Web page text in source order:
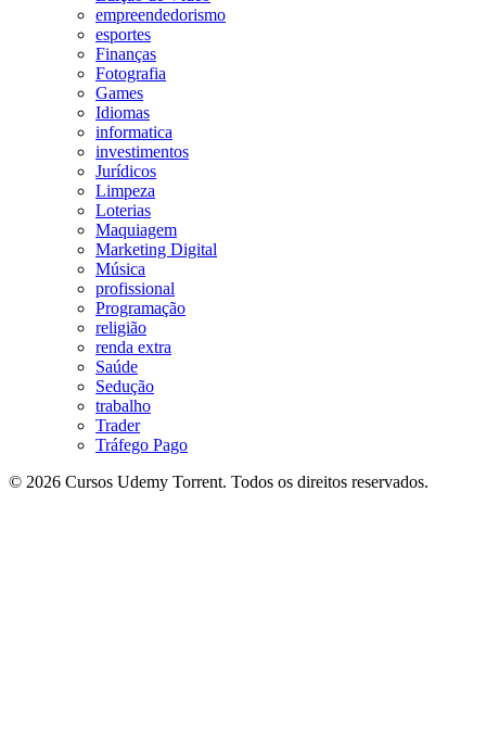
empreendedorismo
esportes
Finanças
Fotografia
Games
Idiomas
informatica
investimentos
Jurídicos
Limpeza
Loterias
Maquiagem
Marketing Digital
Música
profissional
Programação
religião
renda extra
Saúde
Sedução
trabalho
Trader
Tráfego Pago
© 2026 Cursos Udemy Torrent. Todos os direitos reservados.